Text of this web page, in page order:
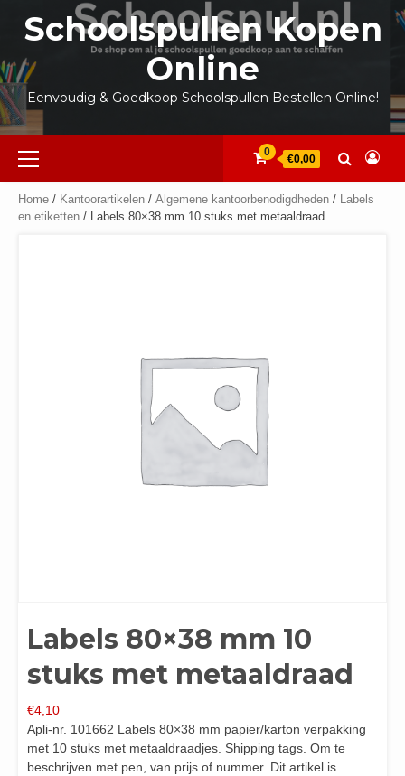
inhoud
Schoolspullen Kopen
Online
Eenvoudig & Goedkoop Schoolspullen Bestellen Online!
Primair
menu
0
€0,00
Home / Kantoorartikelen / Algemene kantoorbenodigdheden / Labels
en etiketten / Labels 80×38 mm 10 stuks met metaaldraad
Labels 80×38 mm 10
stuks met metaaldraad
€4,10
Apli-nr. 101662 Labels 80×38 mm papier/karton verpakking
met 10 stuks met metaaldraadjes. Shipping tags. Om te
beschrijven met pen, van prijs of nummer. Dit artikel is